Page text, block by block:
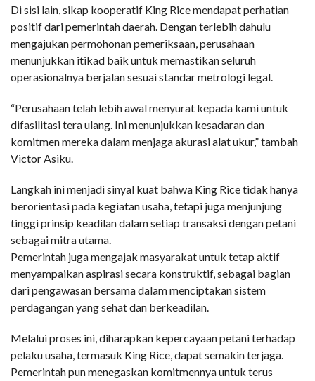
Di sisi lain, sikap kooperatif King Rice mendapat perhatian
positif dari pemerintah daerah. Dengan terlebih dahulu
mengajukan permohonan pemeriksaan, perusahaan
menunjukkan itikad baik untuk memastikan seluruh
operasionalnya berjalan sesuai standar metrologi legal.
“Perusahaan telah lebih awal menyurat kepada kami untuk
difasilitasi tera ulang. Ini menunjukkan kesadaran dan
komitmen mereka dalam menjaga akurasi alat ukur,” tambah
Victor Asiku.
Langkah ini menjadi sinyal kuat bahwa King Rice tidak hanya
berorientasi pada kegiatan usaha, tetapi juga menjunjung
tinggi prinsip keadilan dalam setiap transaksi dengan petani
sebagai mitra utama.
Pemerintah juga mengajak masyarakat untuk tetap aktif
menyampaikan aspirasi secara konstruktif, sebagai bagian
dari pengawasan bersama dalam menciptakan sistem
perdagangan yang sehat dan berkeadilan.
Melalui proses ini, diharapkan kepercayaan petani terhadap
pelaku usaha, termasuk King Rice, dapat semakin terjaga.
Pemerintah pun menegaskan komitmennya untuk terus